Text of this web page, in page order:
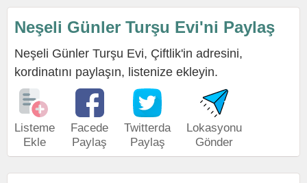
Neşeli Günler Turşu Evi'ni Paylaş
Neşeli Günler Turşu Evi, Çiftlik'in adresini,
kordinatını paylaşın, listenize ekleyin.
Listeme
Ekle
Facede
Paylaş
Twitterda
Paylaş
Lokasyonu
Gönder